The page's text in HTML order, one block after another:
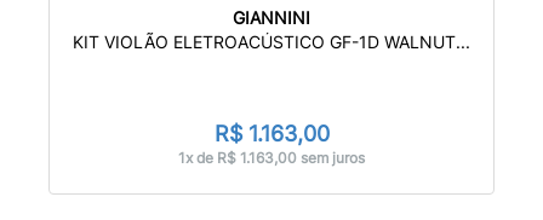
GIANNINI
KIT VIOLÃO ELETROACÚSTICO GF-1D WALNUT...
R$ 1.163,00
1x de R$ 1.163,00 sem juros